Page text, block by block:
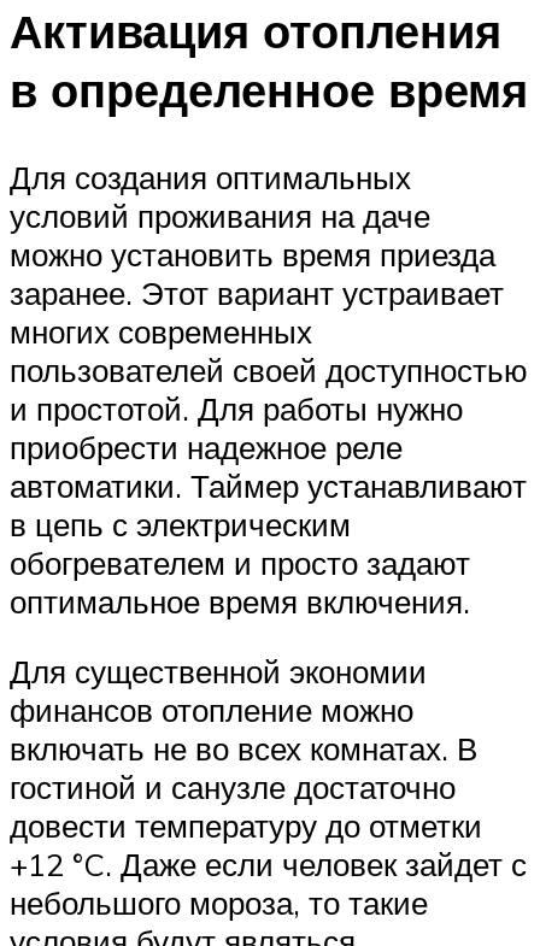
Активация отопления
в определенное время
Для создания оптимальных
условий проживания на даче
можно установить время приезда
заранее. Этот вариант устраивает
многих современных
пользователей своей доступностью
и простотой. Для работы нужно
приобрести надежное реле
автоматики. Таймер устанавливают
в цепь с электрическим
обогревателем и просто задают
оптимальное время включения.
Для существенной экономии
финансов отопление можно
включать не во всех комнатах. В
гостиной и санузле достаточно
довести температуру до отметки
+12 °C. Даже если человек зайдет с
небольшого мороза, то такие